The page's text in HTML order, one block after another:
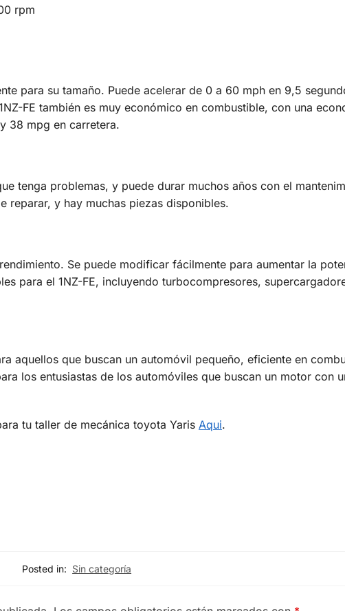
rpm
para su tamaño. Puede acelerar de 0 a 60 mph en 9,5
FE también es muy económico en combustible, con una
38 mpg en carretera.
tenga problemas, y puede durar muchos años con el
reparar, y hay muchas piezas disponibles.
Se puede modificar fácilmente para aumentar la
para el 1NZ-FE, incluyendo turbocompresores,
aquellos que buscan un automóvil pequeño, eficiente en
los entusiastas de los automóviles que buscan un motor con
tu taller de mecánica toyota Yaris Aqui.
Posted in: Sin categoría